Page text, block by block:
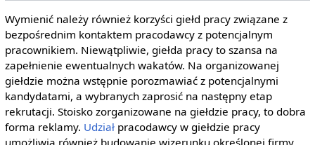
Wymienić należy również korzyści giełd pracy związane z
bezpośrednim kontaktem pracodawcy z potencjalnym
pracownikiem. Niewątpliwie, giełda pracy to szansa na
zapełnienie ewentualnych wakatów. Na organizowanej
giełdzie można wstępnie porozmawiać z potencjalnymi
kandydatami, a wybranych zaprosić na następny etap
rekrutacji. Stoisko zorganizowane na giełdzie pracy, to dobra
forma reklamy. Udziałpracodawcy w giełdzie pracy
umożliwia również budowanie wizerunku określonej firmy